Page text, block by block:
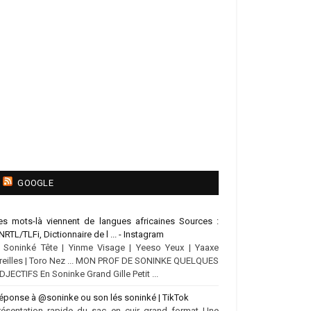
GOOGLE
mots-là viennent de langues africaines Sources :
TLFi, Dictionnaire de l ... - Instagram
Soninké Tête | Yinme Visage | Yeeso Yeux | Yaaxe
| Toro Nez ... MON PROF DE SONINKE QUELQUES
En Soninke Grand Gille Petit ...
à @soninke ou son lés soninké | TikTok